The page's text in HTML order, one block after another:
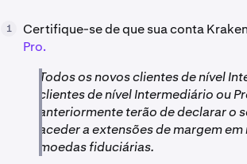
1 Certifique-se de que sua conta
Pro.
Todos os novos clientes de nível
clientes de nível Intermediário ou
anteriormente terão de declarar o
aceder a extensões de margem
moedas fiduciárias.